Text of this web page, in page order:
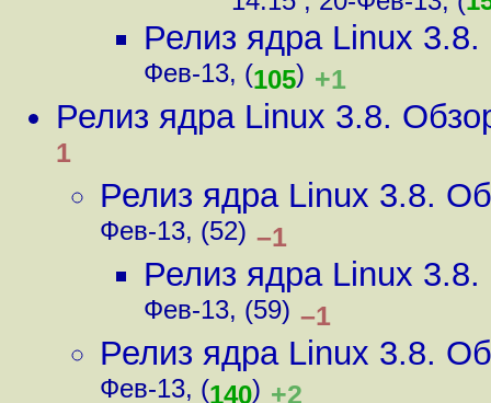
Релиз ядра Linux
Фев-13, (105) +1
Релиз ядра Linux 3.8.
1
Релиз ядра Linux 3.8.
Фев-13, (52) –1
Релиз ядра Linux
Фев-13, (59) –1
Релиз ядра Linux 3.8.
Фев-13, (140) +2